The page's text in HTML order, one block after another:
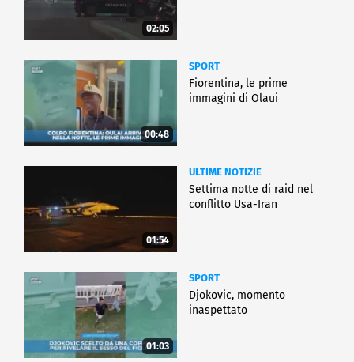
02:05
00:48
SPORT
Fiorentina, le prime
immagini di Olaui
01:54
ULTIME NOTIZIE
Settima notte di raid nel
conflitto Usa-Iran
01:03
SPORT
Djokovic, momento
inaspettato